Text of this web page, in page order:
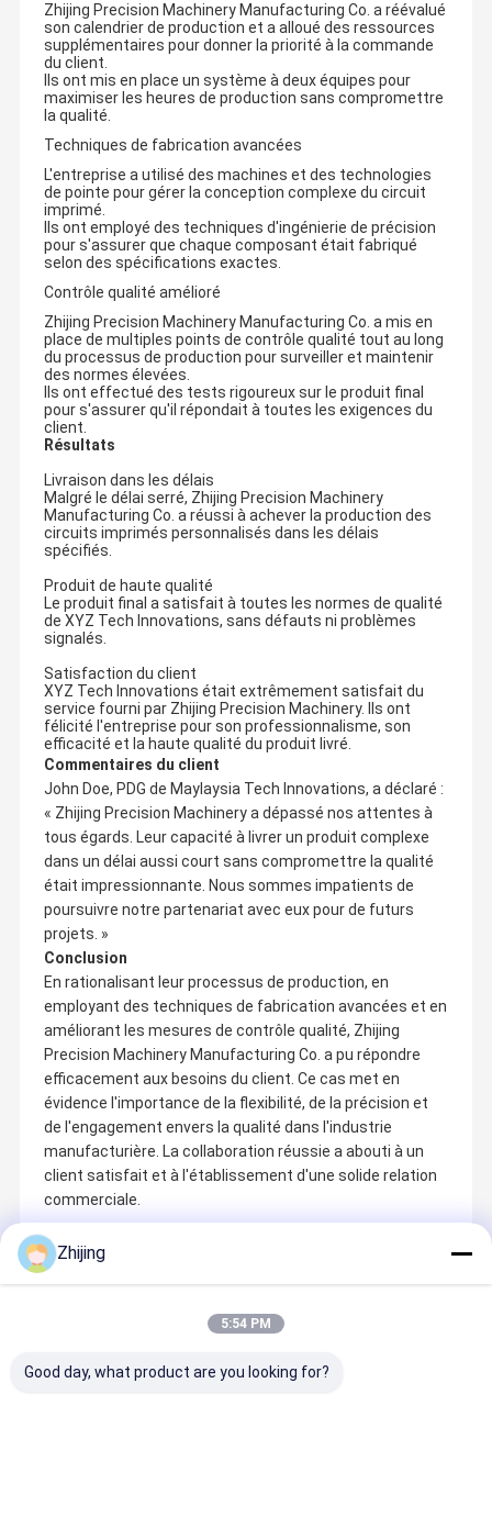
Zhijing Precision Machinery Manufacturing Co. a réévalué
son calendrier de production et a alloué des ressources
supplémentaires pour donner la priorité à la commande
du client.
Ils ont mis en place un système à deux équipes pour
maximiser les heures de production sans compromettre
la qualité.
Techniques de fabrication avancées
L'entreprise a utilisé des machines et des technologies
de pointe pour gérer la conception complexe du circuit
imprimé.
Ils ont employé des techniques d'ingénierie de précision
pour s'assurer que chaque composant était fabriqué
selon des spécifications exactes.
Contrôle qualité amélioré
Zhijing Precision Machinery Manufacturing Co. a mis en
place de multiples points de contrôle qualité tout au long
du processus de production pour surveiller et maintenir
des normes élevées.
Ils ont effectué des tests rigoureux sur le produit final
pour s'assurer qu'il répondait à toutes les exigences du
client.
Résultats
Livraison dans les délais
Malgré le délai serré, Zhijing Precision Machinery
Manufacturing Co. a réussi à achever la production des
circuits imprimés personnalisés dans les délais
spécifiés.
Produit de haute qualité
Le produit final a satisfait à toutes les normes de qualité
de XYZ Tech Innovations, sans défauts ni problèmes
signalés.
Satisfaction du client
XYZ Tech Innovations était extrêmement satisfait du
service fourni par Zhijing Precision Machinery. Ils ont
félicité l'entreprise pour son professionnalisme, son
efficacité et la haute qualité du produit livré.
Commentaires du client
John Doe, PDG de Maylaysia Tech Innovations, a déclaré :
« Zhijing Precision Machinery a dépassé nos attentes à
tous égards. Leur capacité à livrer un produit complexe
dans un délai aussi court sans compromettre la qualité
était impressionnante. Nous sommes impatients de
poursuivre notre partenariat avec eux pour de futurs
projets. »
Conclusion
En rationalisant leur processus de production, en
employant des techniques de fabrication avancées et en
améliorant les mesures de contrôle qualité, Zhijing
Precision Machinery Manufacturing Co. a pu répondre
efficacement aux besoins du client. Ce cas met en
évidence l'importance de la flexibilité, de la précision et
de l'engagement envers la qualité dans l'industrie
manufacturière. La collaboration réussie a abouti à un
client satisfait et à l'établissement d'une solide relation
commerciale.
Produits Recommandés
Zhijing
5:54 PM
Good day, what product are you looking for?